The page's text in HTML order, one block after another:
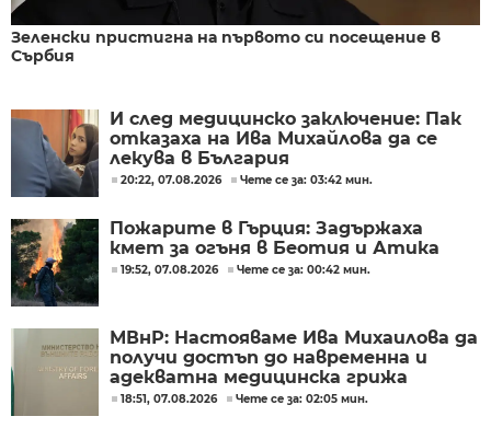
Зеленски пристигна на първото си посещение в
Сърбия
И след медицинско заключение: Пак
отказаха на Ива Михайлова да се
лекува в България
20:22, 07.08.2026 Чете се за: 03:42 мин.
Пожарите в Гърция: Задържаха
кмет за огъня в Беотия и Атика
19:52, 07.08.2026 Чете се за: 00:42 мин.
МВнР: Настояваме Ива Михаилова да
получи достъп до навременна и
адекватна медицинска грижа
18:51, 07.08.2026 Чете се за: 02:05 мин.